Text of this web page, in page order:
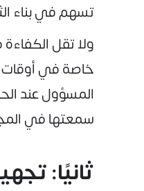
تسهم في بناء
ولا تقل
خاصة في أوقات
المسؤول عند
سمعتها في
ثانيًا: